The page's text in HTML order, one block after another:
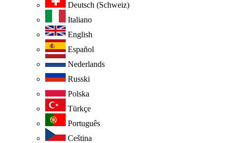
Deutsch (Schweiz)
Italiano
English
Español
Nederlands
Russki
Polska
Türkçe
Português
Ceština